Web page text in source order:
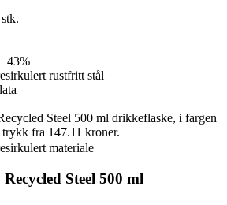
43%
rustfritt stål
materiale
Steel 500 ml